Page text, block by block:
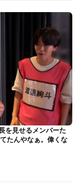
見せるメンバーた
たんやなぁ。偉くな